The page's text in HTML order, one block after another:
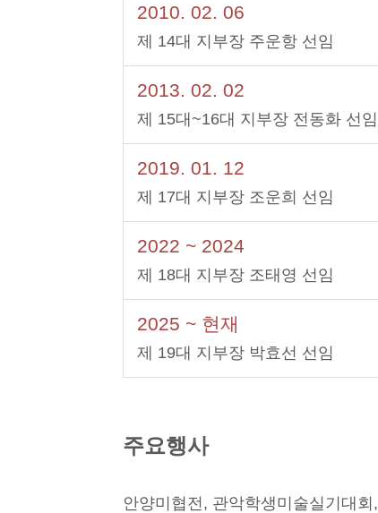
2010. 02. 06
제 14대 지부장 주운항 선임
2013. 02. 02
제 15대~16대 지부장 전동화 선임
2019. 01. 12
제 17대 지부장 조운희 선임
2022 ~ 2024
제 18대 지부장 조태영 선임
2025 ~ 현재
제 19대 지부장 박효선 선임
주요행사
안양미협전, 관악학생미술실기대